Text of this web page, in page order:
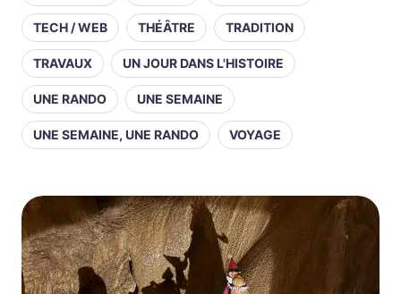
TECH / WEB THÉÂTRE TRADITION
TRAVAUX UN JOUR DANS L'HISTOIRE
UNE RANDO UNE SEMAINE
UNE SEMAINE, UNE RANDO VOYAGE